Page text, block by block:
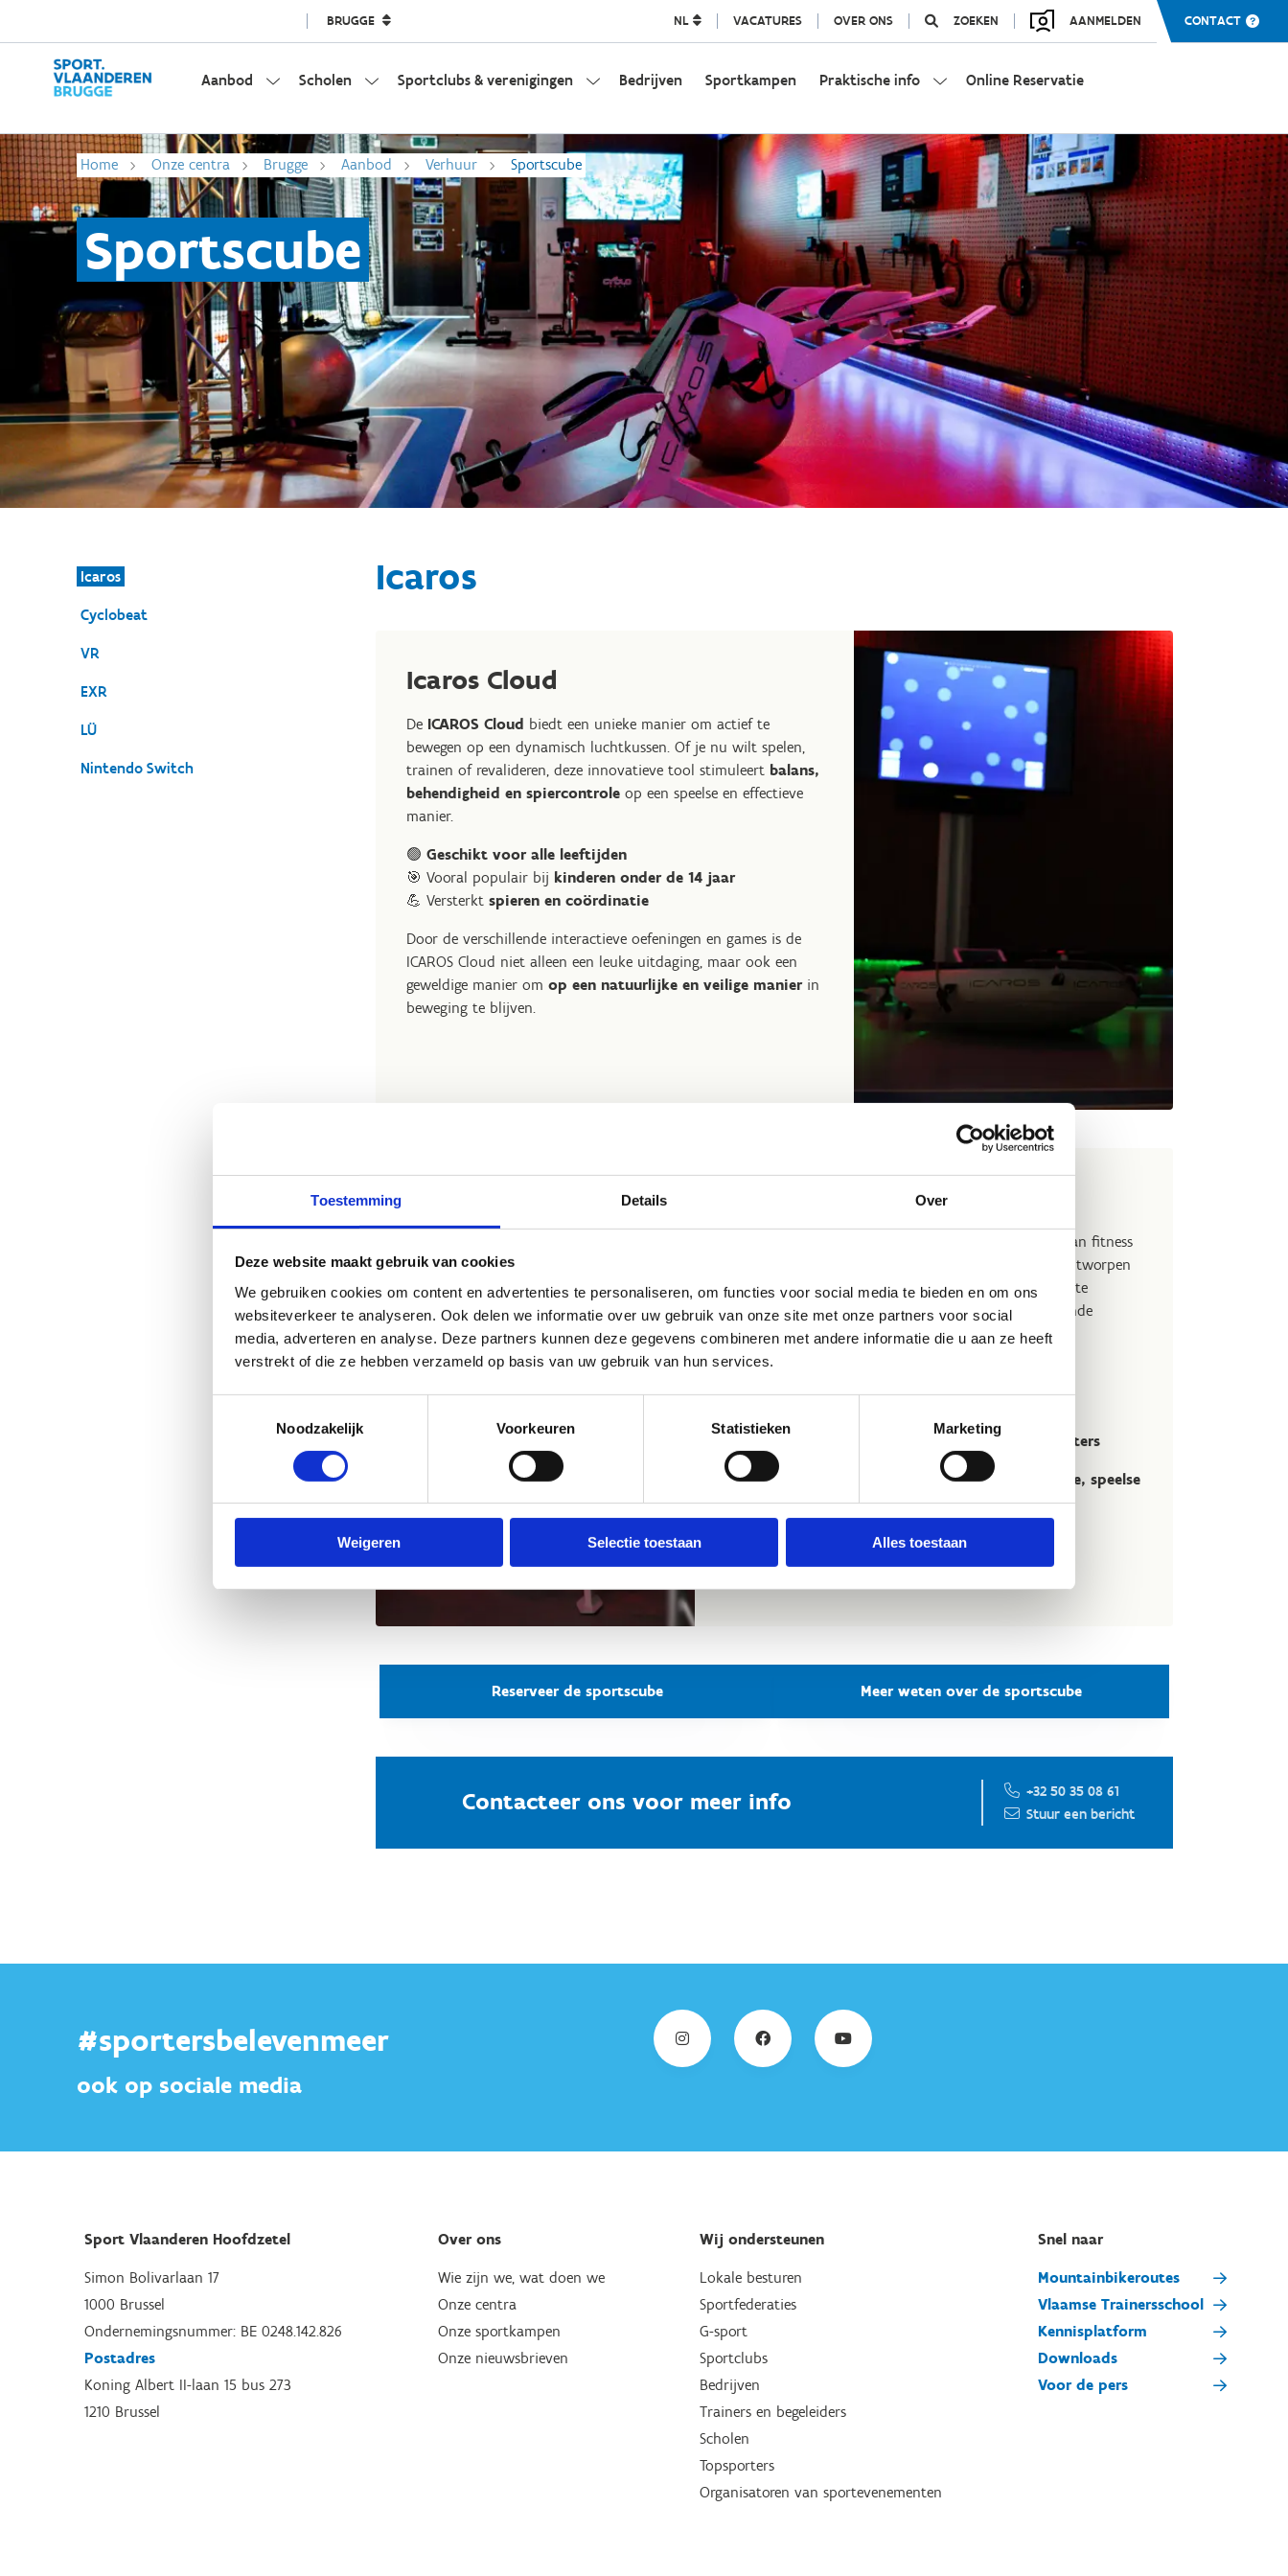
Toestemming Details Over
Deze website maakt gebruik van cookies
We gebruiken cookies om content en advertenties te personaliseren, om functies voor social media te bieden en om ons
websiteverkeer te analyseren. Ook delen we informatie over uw gebruik van onze site met onze partners voor social
media, adverteren en analyse. Deze partners kunnen deze gegevens combineren met andere informatie die u aan ze heeft
verstrekt of die ze hebben verzameld op basis van uw gebruik van hun services.
Noodzakelijk
Voorkeuren Statistieken Marketing
Weigeren Selectie toestaan Alles toestaan
BRUGGE NL VACATURES OVER ONS ZOEKEN AANMELDEN CONTACT
Aanbod Scholen Sportclubs & verenigingen Bedrijven Sportkampen Praktische info Online Reservatie
Home Onze centra Brugge Aanbod Verhuur Sportscube
Sportscube
Icaros
Cyclobeat
VR
EXR
LÜ
Nintendo Switch
Icaros
Icaros Cloud
De ICAROS Cloud biedt een unieke manier om actief te
bewegen op een dynamisch luchtkussen. Of je nu wilt spelen,
trainen of revalideren, deze innovatieve tool stimuleert balans,
behendigheid en spiercontrole op een speelse en effectieve
manier.
🟢 Geschikt voor alle leeftijden
🎯 Vooral populair bij kinderen onder de 14 jaar
💪 Versterkt spieren en coördinatie
Door de verschillende interactieve oefeningen en games is de
ICAROS Cloud niet alleen een leuke uitdaging, maar ook een
geweldige manier om op een natuurlijke en veilige manierin
beweging te blijven.
Icaros Lightning
biedt een unieke combinatie van fitness
en exergaming. Dit innovatieve trainingssysteem is ontworpen
om je core-stabiliteit, coördinatie en reactievermogen te
verbeteren terwijl je jezelf onderdompelt in meeslepende
virtuele werelden.
✔ Geschikt voor iedereen vanaf
✔ Versterkt jespieren, balans en motoriek
beginners als gevorderde sporters
Stap in de toekomst van fitness en ervaar een
intense, speelse
en effectieve workoutmet de ICAROS Lightning!
Reserveer de sportscube Meer weten over de sportscube
Contacteer ons voor meer info
+32 50 35 08 61
Stuur een bericht
#sportersbelevenmeer
ook op sociale media
Sport Vlaanderen Hoofdzetel
Simon Bolivarlaan 17
1000 Brussel
Ondernemingsnummer: BE 0248.142.826
Postadres
Koning Albert II-laan 15 bus 273
1210 Brussel
Over ons
Wie zijn we, wat doen we
Onze centra
Onze sportkampen
Onze nieuwsbrieven
Wij ondersteunen
Lokale besturen
Sportfederaties
G-sport
Sportclubs
Bedrijven
Trainers en begeleiders
Scholen
Topsporters
Organisatoren van sportevenementen
Snel naar
Mountainbikeroutes
Vlaamse Trainersschool
Kennisplatform
Downloads
Voor de pers